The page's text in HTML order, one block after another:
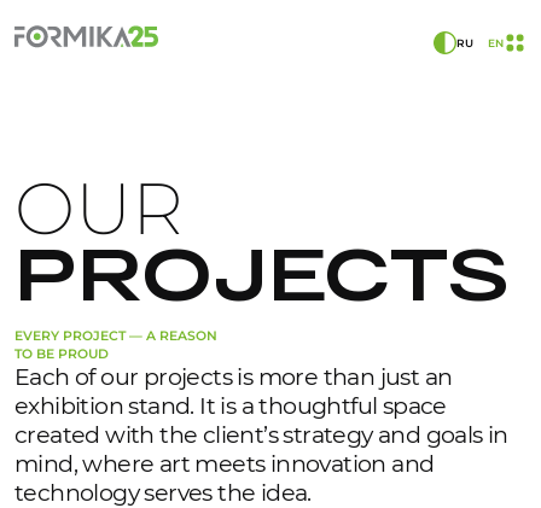
RU EN
OUR
PROJECTS
EVERY PROJECT — A REASON
TO BE PROUD
Each of our projects is more than just an
exhibition stand. It is a thoughtful space
created with the client’s strategy and goals in
mind, where art meets innovation and
technology serves the idea.